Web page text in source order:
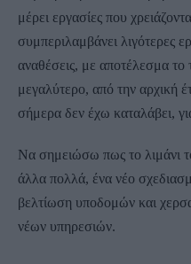
μέρει εργασίες που
συμπεριλαμβάνει λιγότερες
αναθέσεις, με αποτέλεσμα το
μεγαλύτερο, από την αρχική
σήμερα δεν έχω καταλάβει,
Να σημειώσω πως το λιμάνι
άλλα πολλά, ένα νέο
βελτίωση υποδομών και
νέων υπηρεσιών.